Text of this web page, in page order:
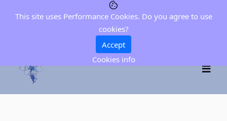
This site uses Performance Cookies. Do you agree to use
cookies?
Accept
Cookies info